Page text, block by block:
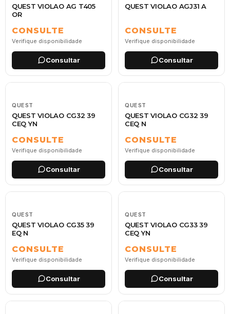
QUEST VIOLAO AG T405
OR
CONSULTE
Verifique disponibilidade
Consultar
QUEST VIOLAO AGJ31 A
CONSULTE
Verifique disponibilidade
Consultar
QUEST
QUEST VIOLAO CG32 39
CEQ YN
CONSULTE
Verifique disponibilidade
Consultar
QUEST
QUEST VIOLAO CG32 39
CEQ N
CONSULTE
Verifique disponibilidade
Consultar
QUEST
QUEST VIOLAO CG35 39
EQ N
CONSULTE
Verifique disponibilidade
Consultar
QUEST
QUEST VIOLAO CG33 39
CEQ YN
CONSULTE
Verifique disponibilidade
Consultar